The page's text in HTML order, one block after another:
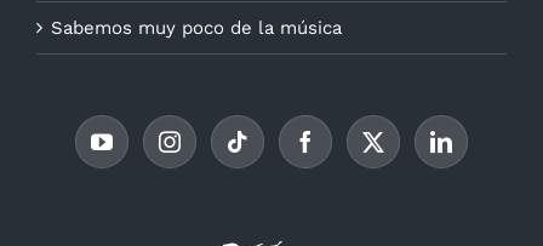
Sabemos muy poco de la música